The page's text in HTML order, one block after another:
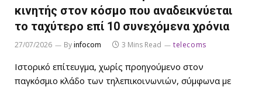
κινητής στον κόσμο που αναδεικνύεται
το ταχύτερο επί 10 συνεχόμενα χρόνια
27/07/2026 Byinfocom 3 Mins Read telecoms
Ιστορικό επίτευγμα, χωρίς προηγούμενο στον
παγκόσμιο κλάδο των τηλεπικοινωνιών, σύμφωνα με